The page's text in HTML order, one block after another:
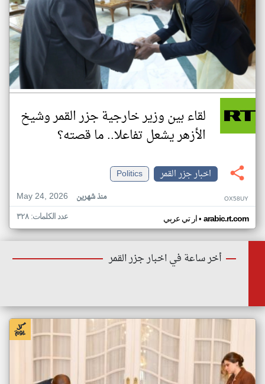
لقاء بين وزير خارجية جزر القمر وشيخ
الأزهر يشعل تفاعلا.. ما قصته؟
اخبار جزر القمر
Politics
May 24, 2026
منذ شهرين OX58UY
ار تي عربي• arabic.rt.com عدد الكلمات: ٣٢٨
أخر ساعة في اخبار جزر القمر